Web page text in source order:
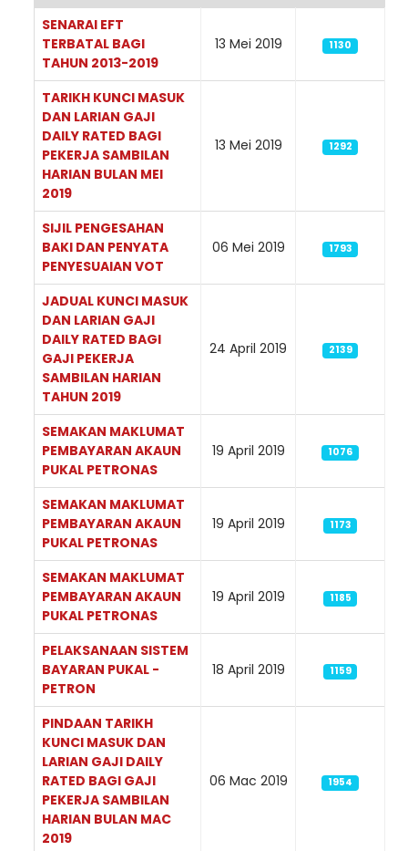
Articles
SENARAI EFT
TERBATAL BAGI
TAHUN 2013-2019
13 Mei 2019 1130
TARIKH KUNCI MASUK
DAN LARIAN GAJI
DAILY RATED BAGI
PEKERJA SAMBILAN
HARIAN BULAN MEI
2019
13 Mei 2019 1292
SIJIL PENGESAHAN
BAKI DAN PENYATA
PENYESUAIAN VOT
06 Mei 2019 1793
JADUAL KUNCI MASUK
DAN LARIAN GAJI
DAILY RATED BAGI
GAJI PEKERJA
SAMBILAN HARIAN
TAHUN 2019
24 April 2019 2139
SEMAKAN MAKLUMAT
PEMBAYARAN AKAUN
PUKAL PETRONAS
19 April 2019 1076
SEMAKAN MAKLUMAT
PEMBAYARAN AKAUN
PUKAL PETRONAS
19 April 2019 1173
SEMAKAN MAKLUMAT
PEMBAYARAN AKAUN
PUKAL PETRONAS
19 April 2019 1185
PELAKSANAAN SISTEM
BAYARAN PUKAL -
PETRON
18 April 2019 1159
PINDAAN TARIKH
KUNCI MASUK DAN
LARIAN GAJI DAILY
RATED BAGI GAJI
PEKERJA SAMBILAN
HARIAN BULAN MAC
2019
06 Mac 2019 1954